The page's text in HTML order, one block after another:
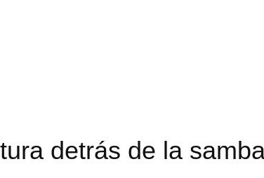
detrás de la